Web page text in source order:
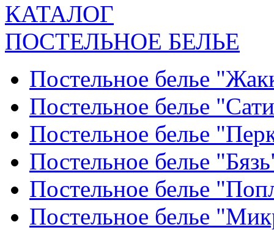
КАТАЛОГ
ПОСТЕЛЬНОЕ БЕЛЬЕ
Постельное белье
Постельное белье
Постельное белье
Постельное белье
Постельное белье
Постельное белье